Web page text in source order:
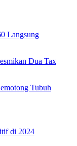
Langsung
Dua Tax
Tubuh
di 2024